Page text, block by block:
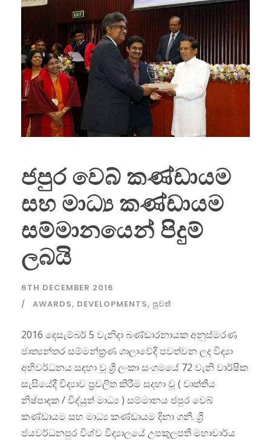
ජපුර වෙබ් කණ්ඩායම
සහ මාධ්‍ය කණ්ඩායම
සම්මානයෙන් පිදුම්
ලබයි
6TH DECEMBER 2016
AWARDS, DEVELOPMENTS, පුවත්
2016 දෙසැම්බර් 5 වැනිදා බණ්ඩාරනායක අනුස්මරණ
ජාත්‍යන්තර සම්මන්ත්‍රණ ශාලාවේදී පවත්වන ලද විද්‍යා
අභිවර්ධනය සඳහා වූ ශ්‍රී ලංකා සංගමයේ 72 වැනි වාර්ෂික
සැසියේදී විද්‍යාව ප්‍රචලිත කිරීම සදහා වූ ( වෘත්තීය
නිෂ්පාදක / විද්යුත් මාධ්‍ය ) සම්මානය ජපුර වෙබ්
කණ්ඩායම සහ මාධ්‍ය කණ්ඩායම දිනා ගනී. ශ්‍රී
ජයවර්ධනපුර විශ්ව විද්‍යාලයේ උපකුලපති මහාචාර්ය